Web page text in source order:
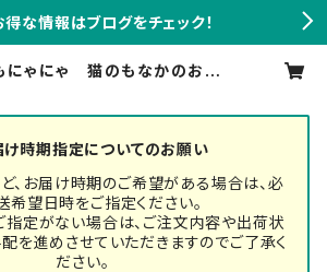
得な情報はブログをチェック！
にゃにゃ 猫のもなかのお味
時期指定についてのお願い
、お届け時期のご希望がある場合は、必
希望日時をご指定ください。
定がない場合は、ご注文内容や出荷状
を進めさせていただきますのでご了承く
ださい。